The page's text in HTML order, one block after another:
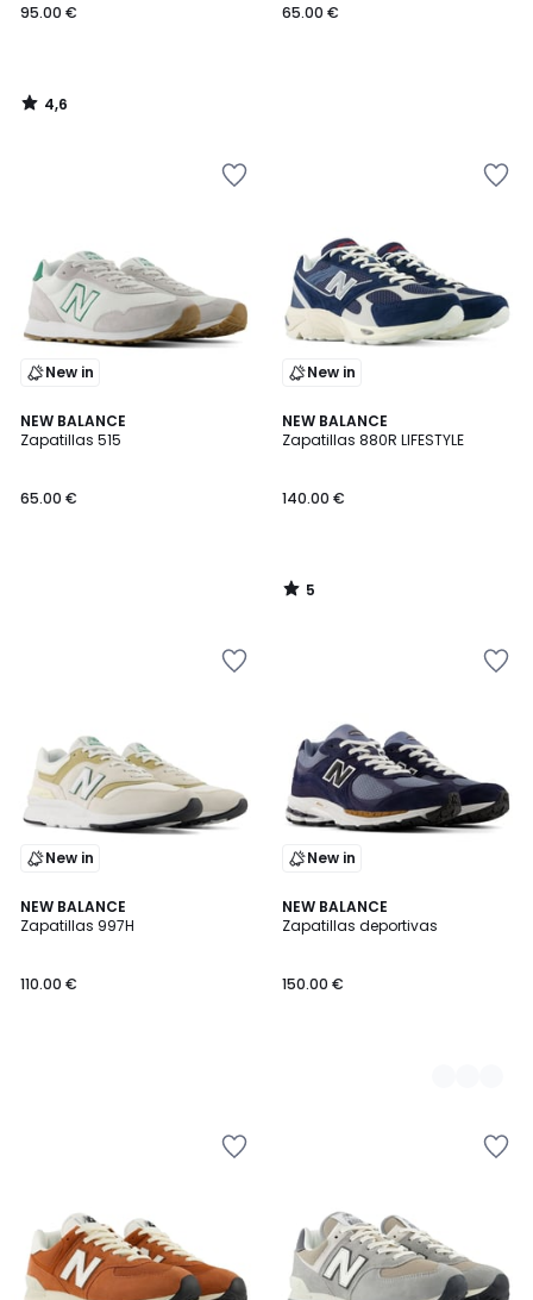
95.00 €
4,6
/
65.00 €
New in
NEW BALANCE
Zapatillas 515
65.00 €
New in
NEW BALANCE
Zapatillas 880R LIFESTYLE
140.00 €
5
/
5
/
New in
NEW BALANCE
Zapatillas 997H
110.00 €
New in
NEW BALANCE
Zapatillas deportivas
150.00 €
3
Colores